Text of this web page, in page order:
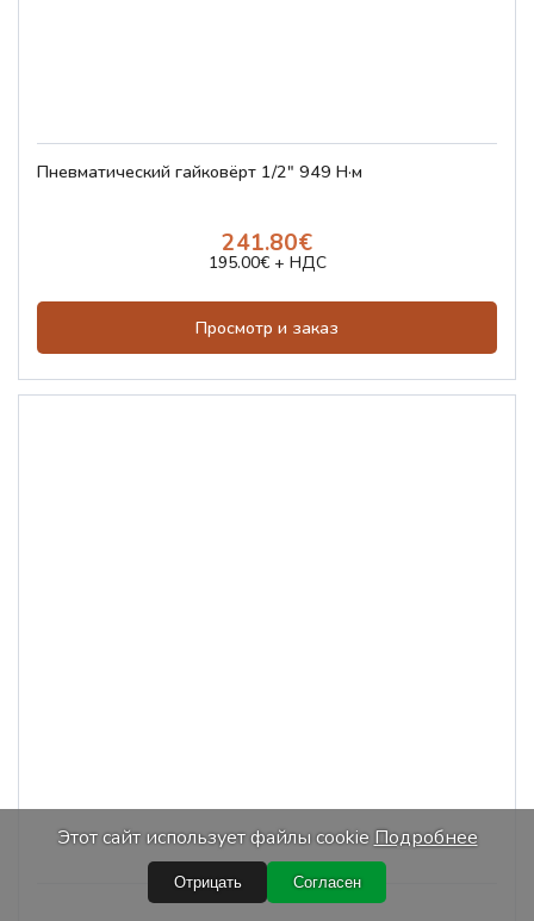
Пневматический гайковёрт 1/2" 949 Н·м
241.80€
195.00€ + НДС
Просмотр и заказ
Этот сайт использует файлы cookieПодробнее
Отрицать Согласен